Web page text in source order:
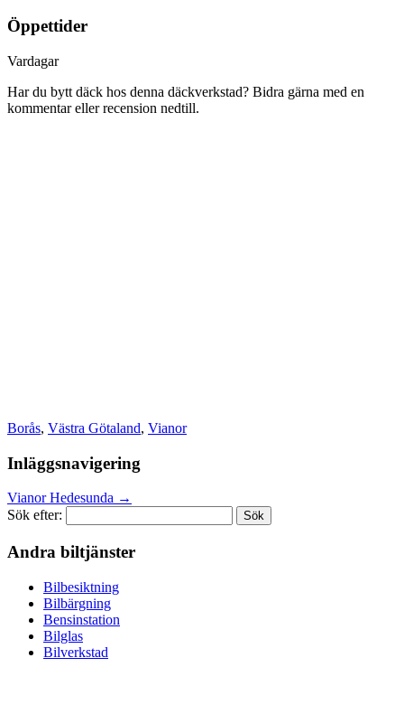
Öppettider
Vardagar
Har du bytt däck hos denna däckverkstad? Bidra gärna med en
kommentar eller recension nedtill.
Borås, Västra Götaland, Vianor
Inläggsnavigering
Vianor Hedesunda →
Sök efter:
Andra biltjänster
Bilbesiktning
Bilbärgning
Bensinstation
Bilglas
Bilverkstad